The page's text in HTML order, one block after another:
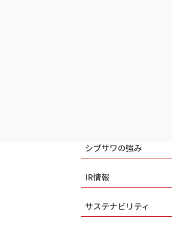
シブサワの強み
IR情報
サステナビリティ